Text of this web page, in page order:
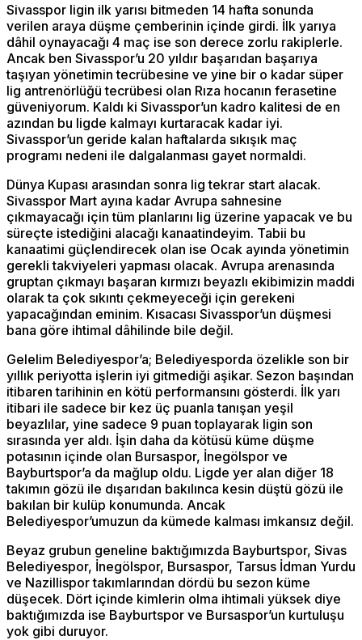
Sivasspor ligin ilk yarısı bitmeden 14 hafta sonunda
verilen araya düşme çemberinin içinde girdi. İlk yarıya
dâhil oynayacağı 4 maç ise son derece zorlu rakiplerle.
Ancak ben Sivasspor’u 20 yıldır başarıdan başarıya
taşıyan yönetimin tecrübesine ve yine bir o kadar süper
lig antrenörlüğü tecrübesi olan Rıza hocanın ferasetine
güveniyorum. Kaldı ki Sivasspor’un kadro kalitesi de en
azından bu ligde kalmayı kurtaracak kadar iyi.
Sivasspor’un geride kalan haftalarda sıkışık maç
programı nedeni ile dalgalanması gayet normaldi.
Dünya Kupası arasından sonra lig tekrar start alacak.
Sivasspor Mart ayına kadar Avrupa sahnesine
çıkmayacağı için tüm planlarını lig üzerine yapacak ve bu
süreçte istediğini alacağı kanaatindeyim. Tabii bu
kanaatimi güçlendirecek olan ise Ocak ayında yönetimin
gerekli takviyeleri yapması olacak. Avrupa arenasında
gruptan çıkmayı başaran kırmızı beyazlı ekibimizin maddi
olarak ta çok sıkıntı çekmeyeceği için gerekeni
yapacağından eminim. Kısacası Sivasspor’un düşmesi
bana göre ihtimal dâhilinde bile değil.
Gelelim Belediyespor’a; Belediyesporda özelikle son bir
yıllık periyotta işlerin iyi gitmediği aşikar. Sezon başından
itibaren tarihinin en kötü performansını gösterdi. İlk yarı
itibari ile sadece bir kez üç puanla tanışan yeşil
beyazlılar, yine sadece 9 puan toplayarak ligin son
sırasında yer aldı. İşin daha da kötüsü küme düşme
potasının içinde olan Bursaspor, İnegölspor ve
Bayburtspor’a da mağlup oldu. Ligde yer alan diğer 18
takımın gözü ile dışarıdan bakılınca kesin düştü gözü ile
bakılan bir kulüp konumunda. Ancak
Belediyespor’umuzun da kümede kalması imkansız değil.
Beyaz grubun geneline baktığımızda Bayburtspor, Sivas
Belediyespor, İnegölspor, Bursaspor, Tarsus İdman Yurdu
ve Nazillispor takımlarından dördü bu sezon küme
düşecek. Dört içinde kimlerin olma ihtimali yüksek diye
baktığımızda ise Bayburtspor ve Bursaspor’un kurtuluşu
yok gibi duruyor.